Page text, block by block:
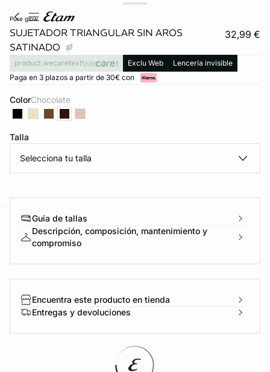
pure glow
SUJETADOR TRIANGULAR SIN AROS
SATINADO
32,99 €
product.wecaretext Exclu Web
Lencería invisible
Paga en 3 plazos a partir de 30€ con
Color chocolate
Talla
Selecciona tu talla
Guía de tallas
Descripción, composición, mantenimiento y
compromiso
Encuentra este producto en tienda
Entregas y devoluciones